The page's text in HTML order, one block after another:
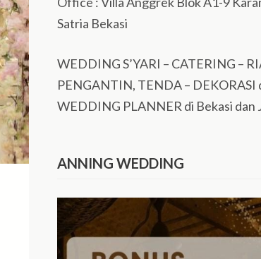
Satria Bekasi
WEDDING S’YARI – CATERING –
PENGANTIN, TENDA – DEKORASI
WEDDING PLANNER di Bekasi dan
ANNING WEDDING